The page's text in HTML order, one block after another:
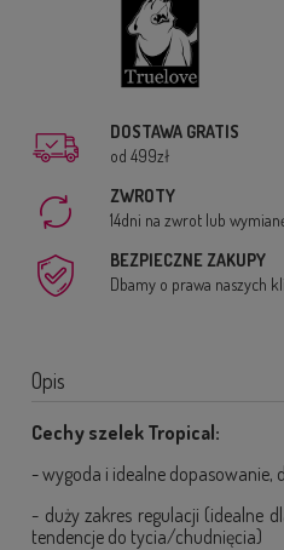
DOSTAWA GRATIS
od 499zł
ZWROTY
14dni na zwrot lub
BEZPIECZNE ZAKUPY
Dbamy o prawa naszych
Opis
Cechy szelek Tropical:
- wygoda i idealne dopasowanie,
- duży zakres regulacji (idealne
tendencje do tycia/chudnięcia)